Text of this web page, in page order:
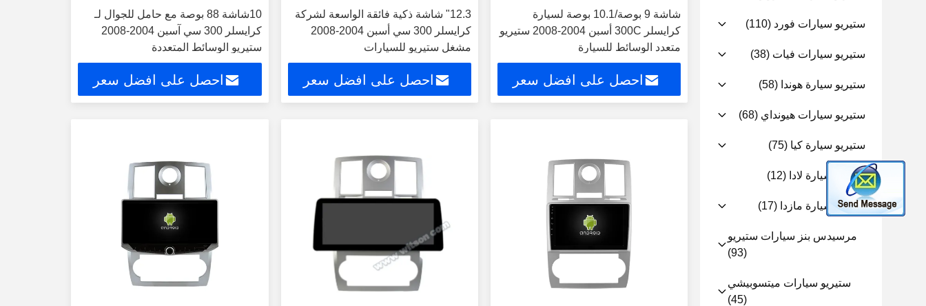
ستيريو سيارات فورد (110)
ستيريو سيارات فيات (38)
ستيريو سيارة هوندا (58)
ستيريو سيارات هيونداي (68)
ستيريو سيارة كيا (75)
ستيريو سيارة لادا (12)
ستيريو سيارة مازدا (17)
مرسيدس بنز سيارات ستيريو
(93)
ستيريو سيارات ميتسوبيشي
(45)
شاشة 9 بوصة/10.1 بوصة لسيارة
كرايسلر 300C أسبن 2004-2008 ستيريو
متعدد الوسائط للسيارة
احصل على افضل سعر
12.3" شاشة ذكية فائقة الواسعة لشركة
كرايسلر 300 سي أسبن 2004-2008
مشغل ستيريو للسيارات
احصل على افضل سعر
10شاشة 88 بوصة مع حامل للجوال لـ
كرايسلر 300 سي آسبن 2004-2008
ستيريو الوسائط المتعددة
احصل على افضل سعر